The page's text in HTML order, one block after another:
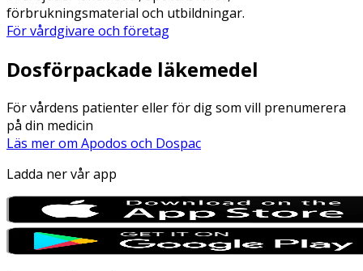
förbrukningsmaterial och utbildningar.
För vårdgivare och företag
Dosförpackade läkemedel
För vårdens patienter eller för dig som vill prenumerera
på din medicin
Läs mer om Apodos och Dospac
Ladda ner vår app